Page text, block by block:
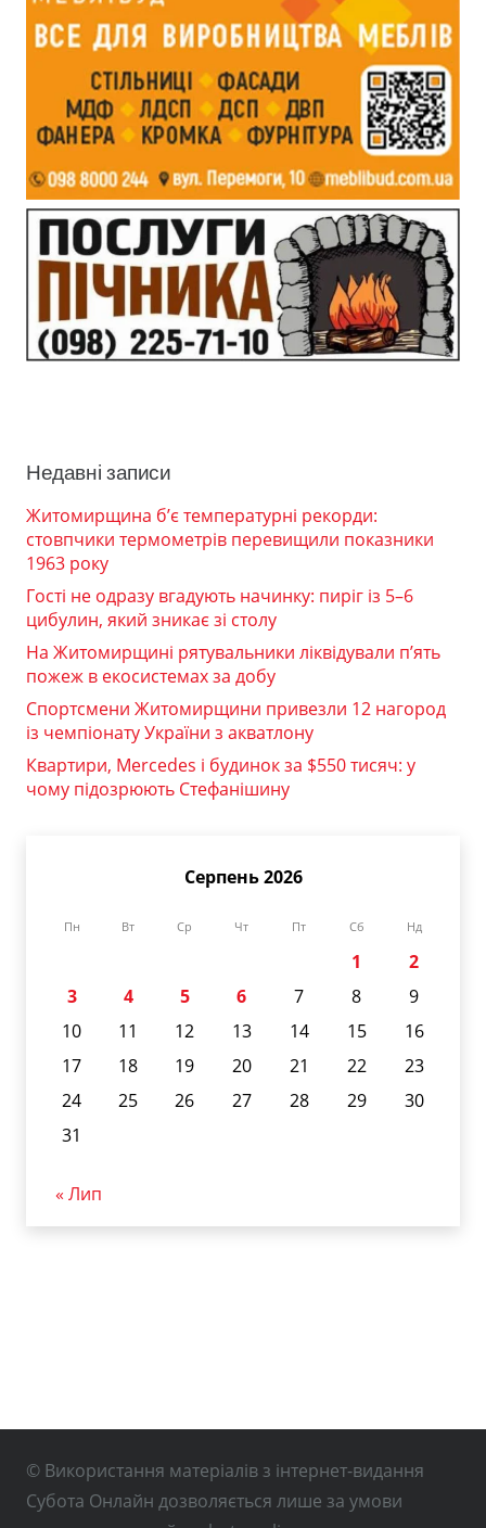
Недавні записи
Житомирщина б’є температурні рекорди:
стовпчики термометрів перевищили показники
1963 року
Гості не одразу вгадують начинку: пиріг із 5–6
цибулин, який зникає зі столу
На Житомирщині рятувальники ліквідували п’ять
пожеж в екосистемах за добу
Спортсмени Житомирщини привезли 12 нагород
із чемпіонату України з акватлону
Квартири, Mercedes і будинок за $550 тисяч: у
чому підозрюють Стефанішину
Серпень 2026
Пн Вт Ср Чт Пт Сб Нд
1
2
3
4 5 6 7 8
9
10
11 12 13 14 15
16
17
18 19 20 21 22
23
24
25 26 27 28 29
30
31
« Лип
© Використання матеріалів з інтернет-видання
Субота Онлайн дозволяється лише за умови